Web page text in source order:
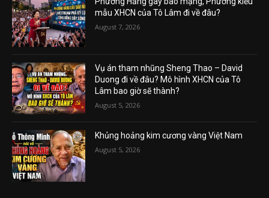
mẫu XHCN của Tô Lâm đi về đâu?
August 7, 2026
Vụ án tham nhũng Sheng Thao – David
Duong đi về đâu? Mô hình XHCN của Tô
Lâm bao giờ sẽ thành?
August 5, 2026
Khủng hoảng kim cương vàng Việt Nam
August 5, 2026